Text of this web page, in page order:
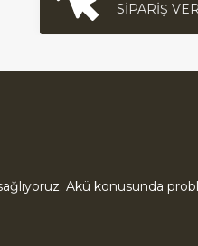
SİPARİŞ
Akü konusunda